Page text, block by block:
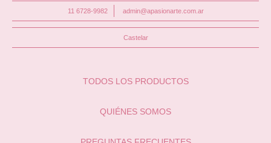
11 6728-9982 admin@apasionarte.com.ar
Castelar
TODOS LOS PRODUCTOS
QUIÉNES SOMOS